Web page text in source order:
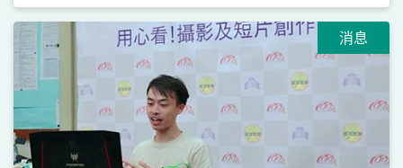
消息